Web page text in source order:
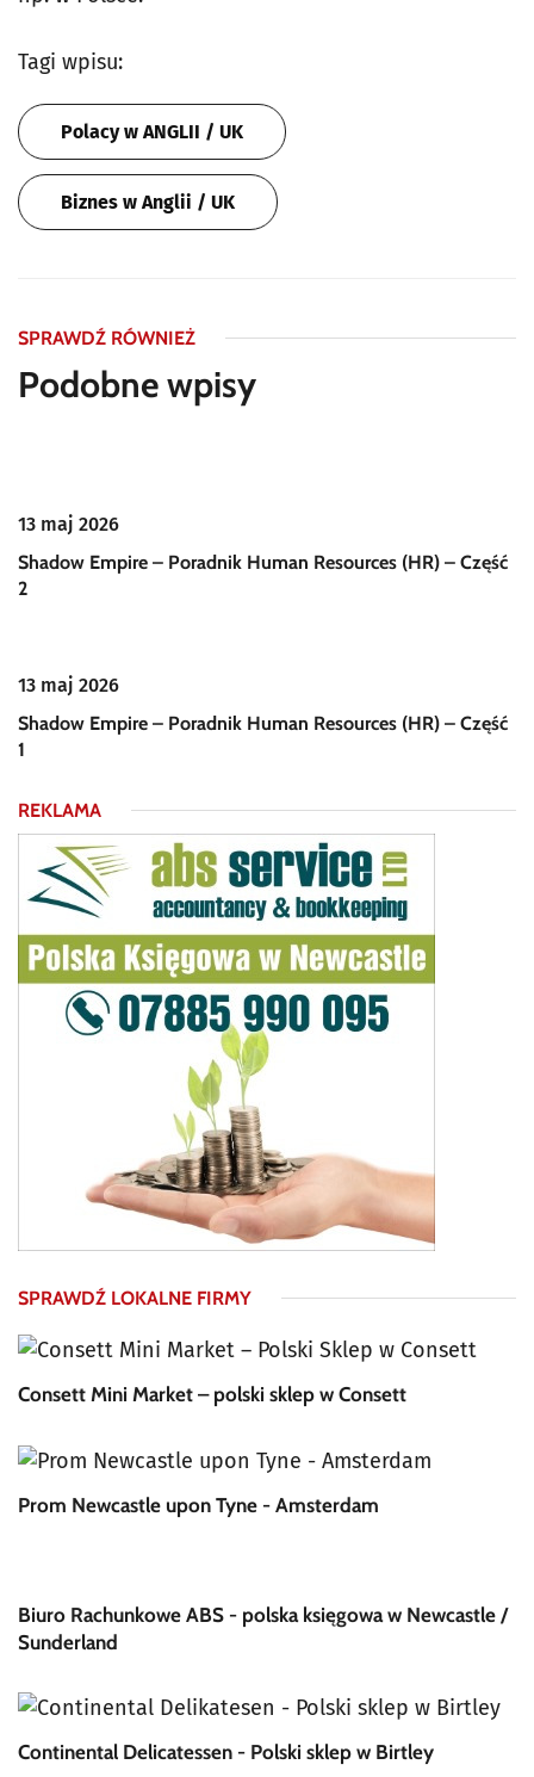
Tagi wpisu:
Polacy w ANGLII / UK
Biznes w Anglii / UK
SPRAWDŹ RÓWNIEŻ
Podobne wpisy
13 maj 2026
Shadow Empire – Poradnik Human Resources (HR) – Część
2
13 maj 2026
Shadow Empire – Poradnik Human Resources (HR) – Część
1
REKLAMA
SPRAWDŹ LOKALNE FIRMY
Consett Mini Market – polski sklep w Consett
Prom Newcastle upon Tyne - Amsterdam
Biuro Rachunkowe ABS - polska księgowa w Newcastle /
Sunderland
Continental Delicatessen - Polski sklep w Birtley